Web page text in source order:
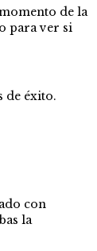
de la
para ver si
de éxito.
con
la